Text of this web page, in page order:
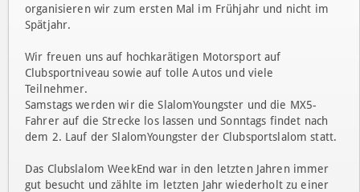
organisieren wir zum ersten Mal im Frühjahr und nicht im
Spätjahr.
Wir freuen uns auf hochkarätigen Motorsport auf
Clubsportniveau sowie auf tolle Autos und viele
Teilnehmer.
Samstags werden wir die SlalomYoungster und die MX5-
Fahrer auf die Strecke los lassen und Sonntags findet nach
dem 2. Lauf der SlalomYoungster der Clubsportslalom statt.
Das Clubslalom WeekEnd war in den letzten Jahren immer
gut besucht und zählte im letzten Jahr wiederholt zu einer